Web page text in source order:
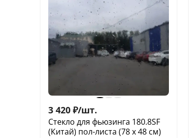
3 420 ₽/шт.
Стекло для фьюзинга 180.8SF
(Китай) пол-листа (78 х 48 см)